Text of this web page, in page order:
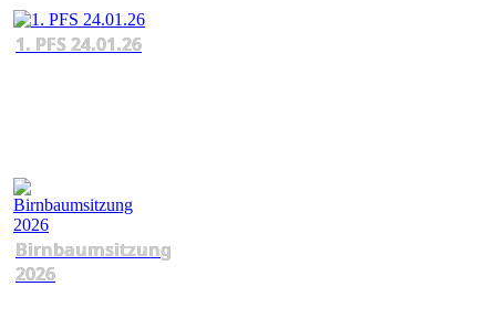
1. PFS 24.01.26
Birnbaumsitzung
2026